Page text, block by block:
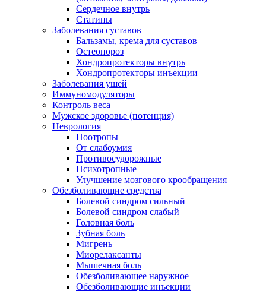
Сердечное внутрь
Статины
Заболевания суставов
Бальзамы, крема для суставов
Остеопороз
Хондропротекторы внутрь
Хондропротекторы инъекции
Заболевания ушей
Иммуномодуляторы
Контроль веса
Мужское здоровье (потенция)
Неврология
Ноотропы
От слабоумия
Противосудорожные
Психотропные
Улучшение мозгового крообращения
Обезболивающие средства
Болевой синдром сильный
Болевой синдром слабый
Головная боль
Зубная боль
Мигрень
Миорелаксанты
Мышечная боль
Обезболивающее наружное
Обезболивающие инъекции